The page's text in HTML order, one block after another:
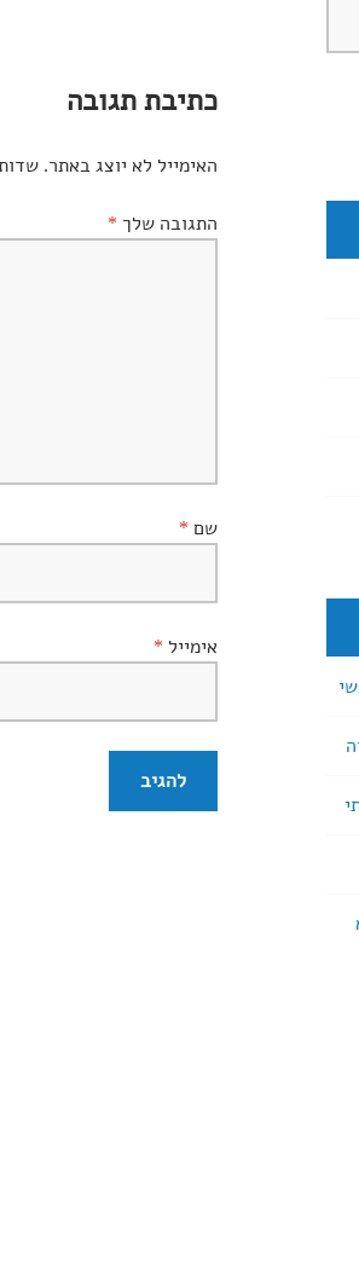
כתיבת תגובה
האימייל לא יוצג באתר.
התגובה שלך *
שם *
אימייל *